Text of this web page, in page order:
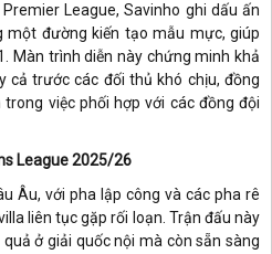
League, Savinho ghi dấu ấn
một đường kiến tạo mẫu mực, giúp
Màn trình diễn này chứng minh khả
cả trước các đối thủ khó chịu, đồng
việc phối hợp với các đồng đội
League 2025/26
Âu, với pha lập công và các pha rê
liên tục gặp rối loạn. Trận đấu này
ở giải quốc nội mà còn sẵn sàng